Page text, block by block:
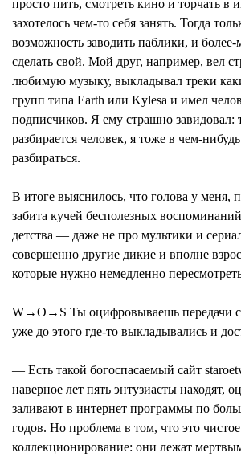
просто пить, смотреть кино и торчать в
захотелось чем-то себя занять. Тогда
возможность заводить паблики, и более-
сделать свой. Мой друг, например, вел
любимую музыку, выкладывал треки
групп типа Earth или Kylesa и имел
подписчиков. Я ему страшно завидовал:
разбирается человек, я тоже в чем-
разбираться.
В итоге выяснилось, что голова у меня,
забита кучей бесполезных
детства — даже не про мультики и
совершенно другие дикие и вполне
которые нужно немедленно
W→O→S Ты оцифровываешь передачи с
уже до этого где-то выкладывались и
— Есть такой богоспасаемый сайт
наверное лет пять энтузиасты находят,
заливают в интернет программы по
годов. Но проблема в том, что это чистое
коллекционирование: они лежат